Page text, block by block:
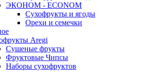
ЭКОНОМ - ECONOM
Сухофрукты и ягоды
Орехи и семечки
Aregi
Сушеные фрукты
Фруктовые Чипсы
Наборы сухофруктов